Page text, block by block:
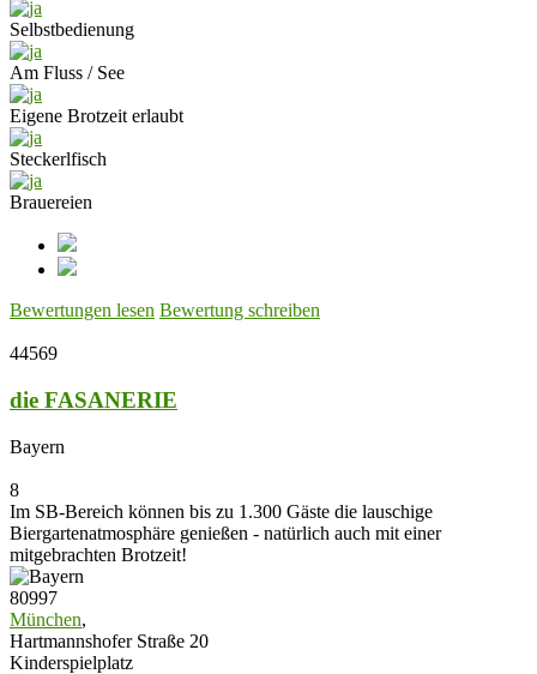
Selbstbedienung
Am Fluss / See
Eigene Brotzeit erlaubt
Steckerlfisch
Brauereien
Bewertungen lesen Bewertung schreiben
44569
die FASANERIE
Bayern
8
Im SB-Bereich können bis zu 1.300 Gäste die lauschige
Biergartenatmosphäre genießen - natürlich auch mit einer
mitgebrachten Brotzeit!
80997
München,
Hartmannshofer Straße 20
Kinderspielplatz